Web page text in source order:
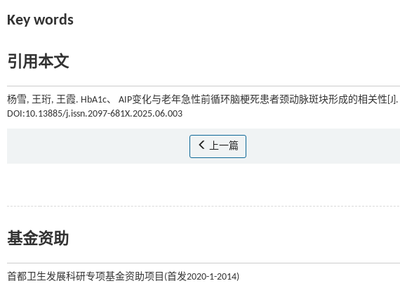
Key words
引用本文
杨雪, 王珩, 王霞. HbA1c、 AIP变化与老年急性前循环脑梗死患者颈动脉斑块形成的相关性[J].
DOI:10.13885/j.issn.2097-681X.2025.06.003
上一篇
基金资助
首都卫生发展科研专项基金资助项目(首发2020-1-2014)